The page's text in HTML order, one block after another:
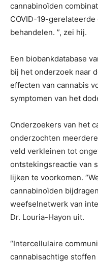
cannabinoïden
COVID-19-
behandelen. ”, zei hij.
Een biobankdatabase
bij het onderzoek naar
effecten van cannabis
symptomen van het
Onderzoekers van het
onderzochten
veld verkleinen tot
ontstekingsreactie van
lijken te voorkomen.
cannabinoïden
weefselnetwerk van
Dr. Louria-Hayon uit.
“Intercellulaire
cannabisachtige